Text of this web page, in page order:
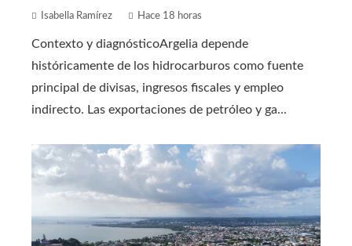
Isabella Ramírez Hace 18 horas
Contexto y diagnósticoArgelia depende
históricamente de los hidrocarburos como fuente
principal de divisas, ingresos fiscales y empleo
indirecto. Las exportaciones de petróleo y ga...